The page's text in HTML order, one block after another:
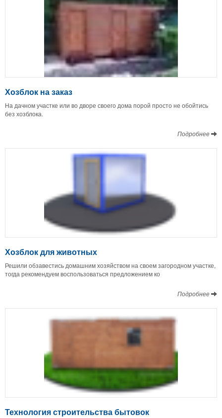
Хозблок на заказ
На дачном участке или во дворе своего дома порой просто не обойтись
без хозблока.
Подробнее
Хозблок для животных
Решили обзавестись домашним хозяйством на своем загородном участке,
тогда рекомендуем воспользоваться предложением ко
Подробнее
Технология строительства бытовок